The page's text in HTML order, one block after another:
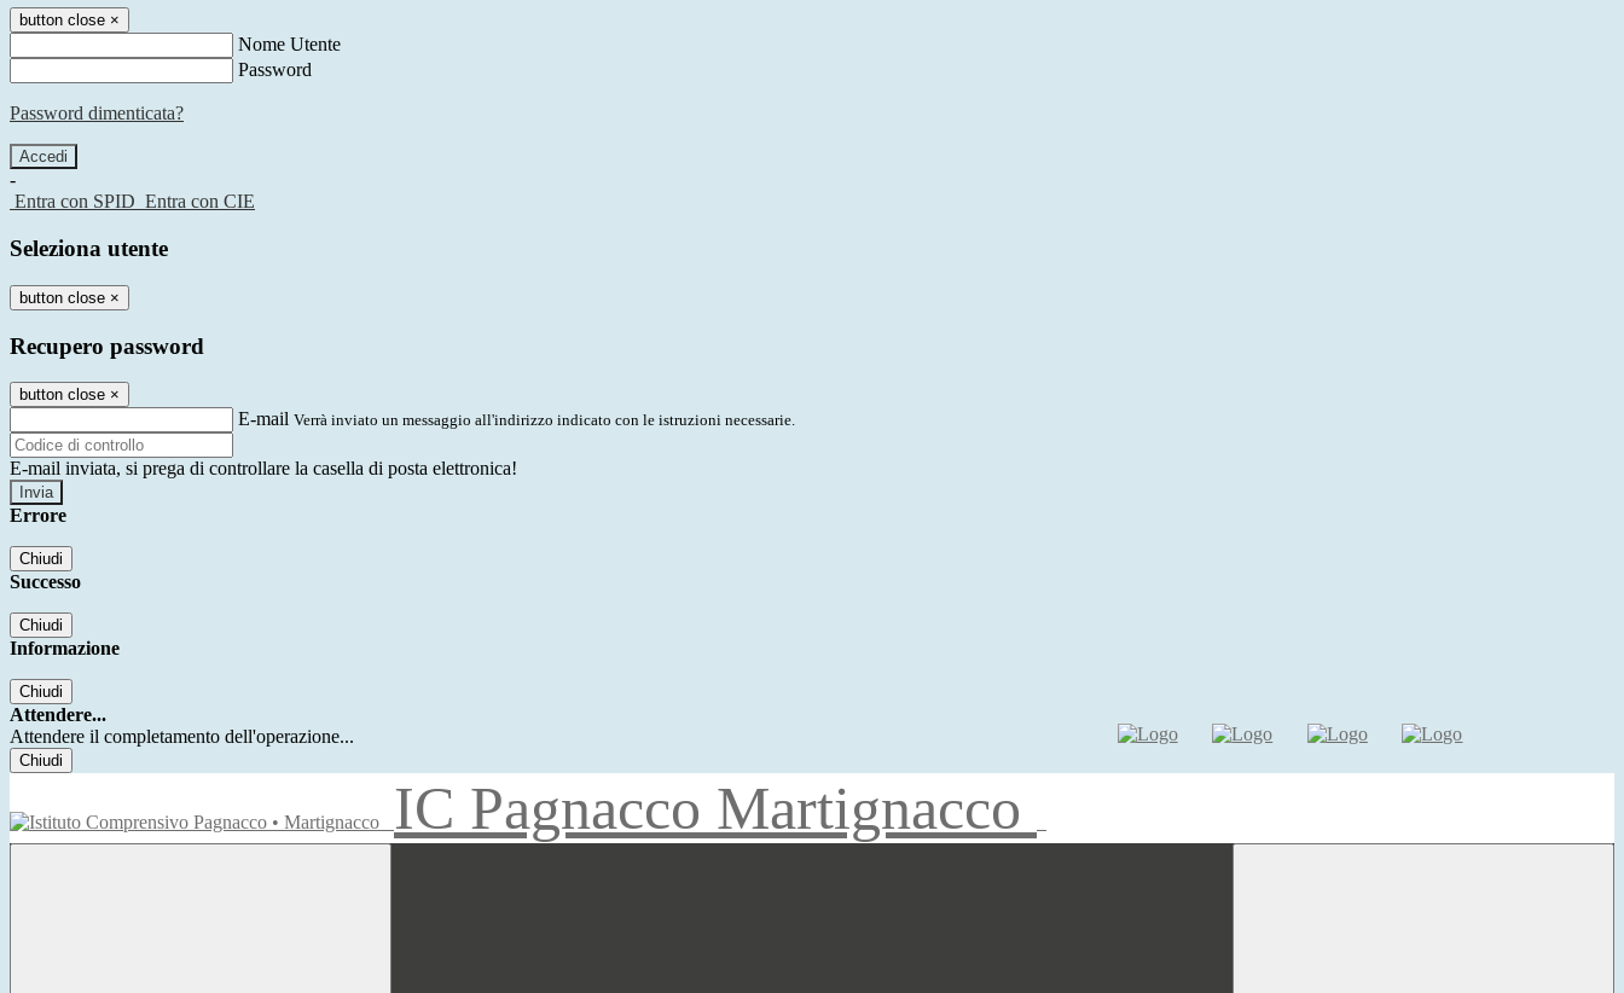
button close ×
Nome Utente
Password
Password dimenticata?
-
Entra con SPID Entra con CIE
Seleziona utente
button close ×
Recupero password
button close ×
E-mail Verrà inviato un messaggio all'indirizzo indicato con le istruzioni necessarie.
E-mail inviata, si prega di controllare la casella di posta elettronica!
Errore
Chiudi
Successo
Chiudi
Informazione
Chiudi
Attendere...
Attendere il completamento dell'operazione...
Chiudi
IC Pagnacco Martignacco